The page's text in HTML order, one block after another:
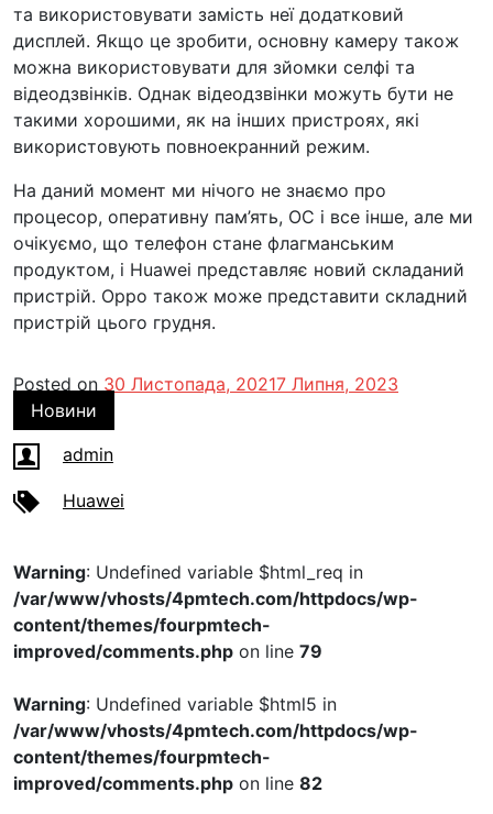
та використовувати замість неї додатковий
дисплей. Якщо це зробити, основну камеру також
можна використовувати для зйомки селфі та
відеодзвінків. Однак відеодзвінки можуть бути не
такими хорошими, як на інших пристроях, які
використовують повноекранний режим.
На даний момент ми нічого не знаємо про
процесор, оперативну пам’ять, ОС і все інше, але ми
очікуємо, що телефон стане флагманським
продуктом, і Huawei представляє новий складаний
пристрій. Oppo також може представити складний
пристрій цього грудня.
Posted on 30 Листопада, 20217 Липня, 2023
Новини
admin
Huawei
Warning: Undefined variable $html_req in
/var/www/vhosts/4pmtech.com/httpdocs/wp-
content/themes/fourpmtech-
improved/comments.php on line 79
Warning: Undefined variable $html5 in
/var/www/vhosts/4pmtech.com/httpdocs/wp-
content/themes/fourpmtech-
improved/comments.php on line 82